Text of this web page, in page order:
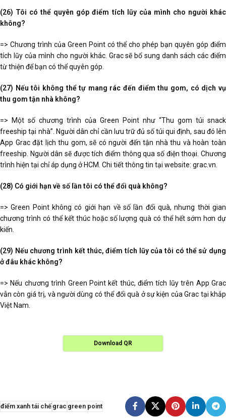
(26) Tôi có thể quyên góp điểm tích lũy của mình cho người khác
không?
=> Chương trình của Green Point có thể cho phép bạn quyên góp điểm
tích lũy của mình cho người khác. Grac sẽ bổ sung danh sách các điểm
từ thiện để bạn có thể quyên góp.
(27) Nếu tôi không thể tự mang rác đến điểm thu gom, có dịch vụ
thu gom tận nhà không?
=> Một số chương trình của Green Point như “Thu gom túi snack
freeship tại nhà”. Người dân chỉ cần lưu trữ đủ số túi qui định, sau đó lên
App Grac đặt lịch thu gom, sẽ có người đến tận nhà thu và hoàn toàn
freeship. Người dân sẽ được tích điểm thông qua số điện thoại. Chương
trình hiện tại chỉ áp dụng ở HCM. Chi tiết thông tin tại website: grac.vn.
(28) Có giới hạn về số lần tôi có thể đổi quà không?
=> Green Point không có giới hạn về số lần đổi quà, nhưng thời gian
chương trình có thể kết thúc hoặc số lượng quà có thể hết sớm hơn dự
kiến.
(29) Nếu chương trình kết thúc, điểm tích lũy của tôi có thể sử dụng
ở đâu khác không?
=> Nếu chương trình Green Point kết thúc, điểm tích lũy trên App Grac
vẫn còn giá trị, và người dùng có thể đổi quà ở sự kiện của Grac tại khắp
Việt Nam.
Download QR
điểm xanh tái chếgrac green point